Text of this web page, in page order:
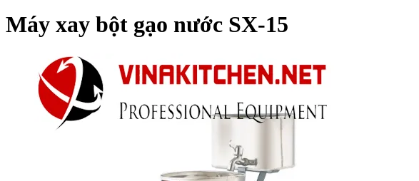
Máy xay bột gạo nước SX-15